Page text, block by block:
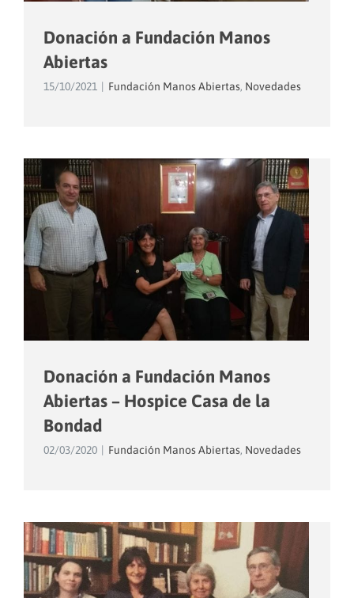
Donación a Fundación Manos
Abiertas
15/10/2021 Fundación Manos Abiertas, Novedades
Donación a Fundación Manos
Abiertas – Hospice Casa de la
Bondad
02/03/2020 Fundación Manos Abiertas, Novedades